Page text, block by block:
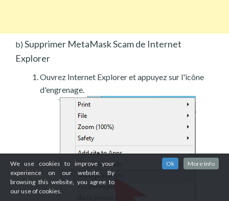
b) Supprimer MetaMask Scam de Internet
Explorer
Ouvrez Internet Explorer et appuyez sur l'icône
d'engrenage.
We use cookies to improve your
experience on our website. By
browsing this website, you agree to
our use of cookies.
Ok More Info